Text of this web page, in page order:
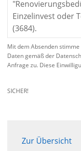
Mit dem Absenden
Daten gemäß der
Anfrage zu. Diese
SICHER!
Zur Übersicht